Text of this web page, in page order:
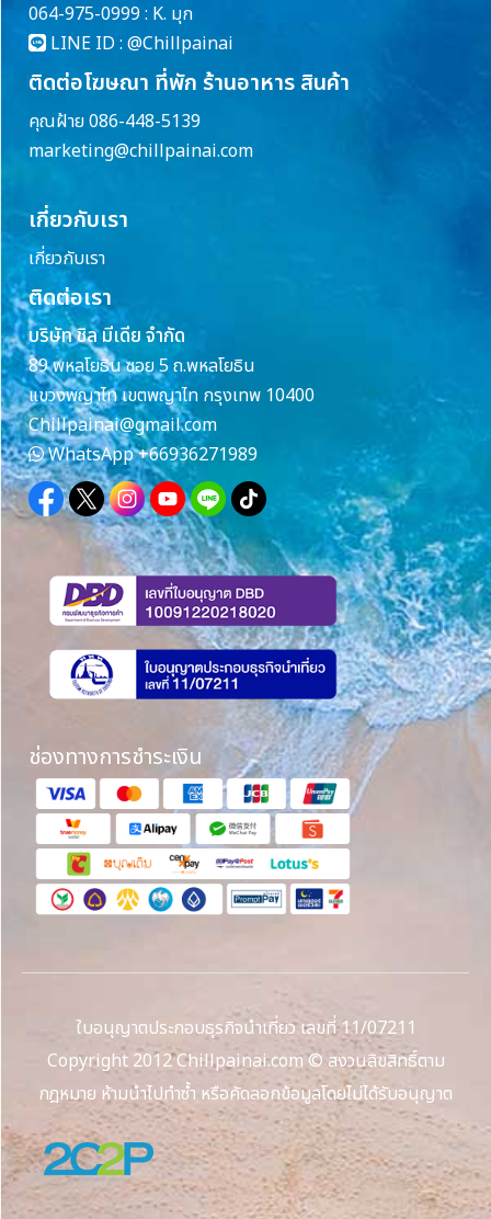
064-975-0999 : K. มุก
LINE ID : @Chillpainai
ติดต่อโฆษณา ที่พัก ร้านอาหาร สินค้า
คุณฝ้าย 086-448-5139
marketing@chillpainai.com
เกี่ยวกับเรา
เกี่ยวกับเรา
ติดต่อเรา
บริษัท ชิล มีเดีย จำกัด
89 พหลโยธิน ซอย 5 ถ.พหลโยธิน
แขวงพญาไท เขตพญาไท กรุงเทพ 10400
Chillpainai@gmail.com
WhatsApp+66936271989
ช่องทางการชำระเงิน
ใบอนุญาตประกอบธุรกิจนำเที่ยว เลขที่ 11/07211
Copyright 2012 Chillpainai.com © สงวนลิขสิทธิ์ตาม
กฎหมาย ห้ามนำไปทำซ้ำ หรือคัดลอกข้อมูลโดยไม่ได้รับอนุญาต